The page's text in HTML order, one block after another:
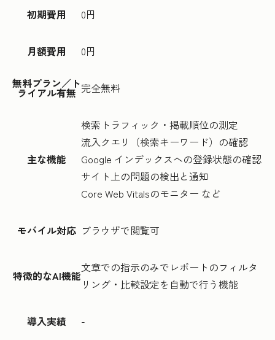
初期費用 0円
月額費用 0円
無料プラン／ト
ライアル有無 完全無料
主な機能
検索トラフィック・掲載順位の測定
流入クエリ（検索キーワード）の確認
Google インデックスへの登録状態の確認
サイト上の問題の検出と通知
Core Web Vitalsのモニター など
モバイル対応 ブラウザで閲覧可
特徴的なAI機能
文章での指示のみでレポートのフィルタ
リング・比較設定を自動で行う機能
導入実績 -